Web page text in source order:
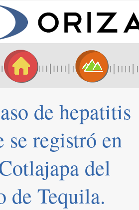
de hepatitis
se registró en
del
de Tequila.